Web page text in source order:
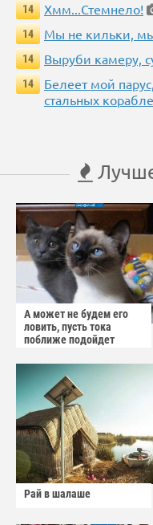
14
Хмм...Стемнело!
14
Мы не кильки,
14
Выруби камеру,
14
Белеет мой
стальных
А может не будем его
ловить, пусть тока
поближе подойдет
Рай в шалаше